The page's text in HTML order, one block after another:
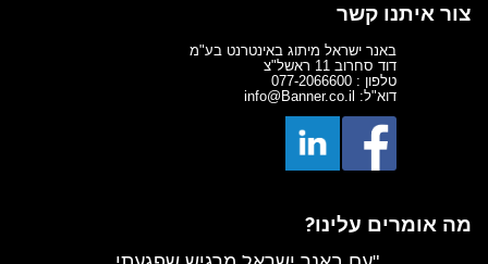
צור איתנו קשר
באנר ישראל מיתוג באינטרנט בע"מ
דוד סחרוב 11 ראשל"צ
טלפון : 077-2066600
דוא"ל: info@Banner.co.il
מה אומרים עלינו?